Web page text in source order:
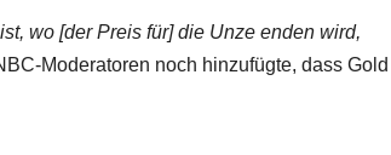
wo [der Preis für] die Unze enden wird,
Moderatoren noch hinzufügte, dass Gold